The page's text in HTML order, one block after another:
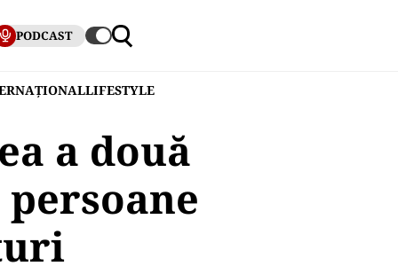
PODCAST
LIFESTYLE
a două